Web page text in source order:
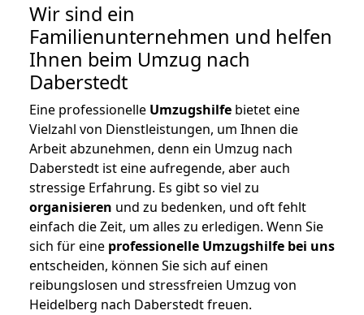
Wir sind ein
Familienunternehmen und helfen
Ihnen beim Umzug nach
Daberstedt
Eine professionelle Umzugshilfe bietet eine
Vielzahl von Dienstleistungen, um Ihnen die
Arbeit abzunehmen, denn ein Umzug nach
Daberstedt ist eine aufregende, aber auch
stressige Erfahrung. Es gibt so viel zu
organisieren und zu bedenken, und oft fehlt
einfach die Zeit, um alles zu erledigen. Wenn Sie
sich für eine professionelle Umzugshilfe bei uns
entscheiden, können Sie sich auf einen
reibungslosen und stressfreien Umzug von
Heidelberg nach Daberstedt freuen.